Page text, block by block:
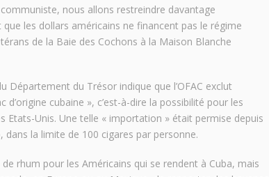
nous allons restreindre davantage
les dollars américains ne financent pas le régime
de la Baie des Cochons à la Maison Blanche
Département du Trésor indique que l’OFAC exclut
cubaine », c’est-à-dire la possibilité pour les
Etats-Unis. Une telle « importation » était permise depuis
la limite de 100 cigares par personne.
rhum pour les Américains qui se rendent à Cuba, mais